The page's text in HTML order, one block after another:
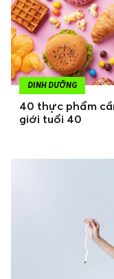
DINH DƯỠNG
40 thực phẩm
giới tuổi 40